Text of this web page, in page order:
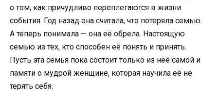
о том, как причудливо переплетаются в жизни
события. Год назад она считала, что потеряла семью.
А теперь понимала — она её обрела. Настоящую
семью из тех, кто способен её понять и принять.
Пусть эта семья пока состоит только из неё самой и
памяти о мудрой женщине, которая научила её не
терять себя.